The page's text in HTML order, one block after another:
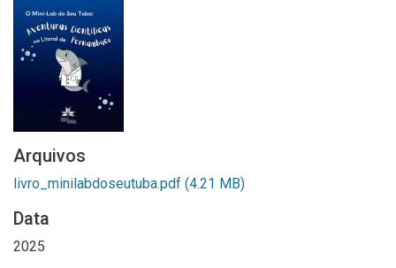
Arquivos
livro_minilabdoseutuba.pdf (4.21 MB)
Data
2025